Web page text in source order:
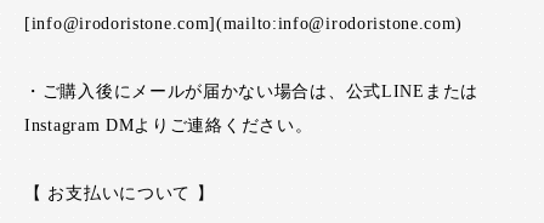
[info@irodoristone.com](mailto:info@irodoristone.com)
・ご購入後にメールが届かない場合は、公式LINEまたは
Instagram DMよりご連絡ください。
【 お支払いについて 】